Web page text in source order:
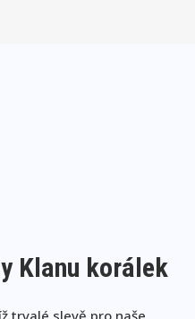
Klanu korálek
trvalé slevě pro naše